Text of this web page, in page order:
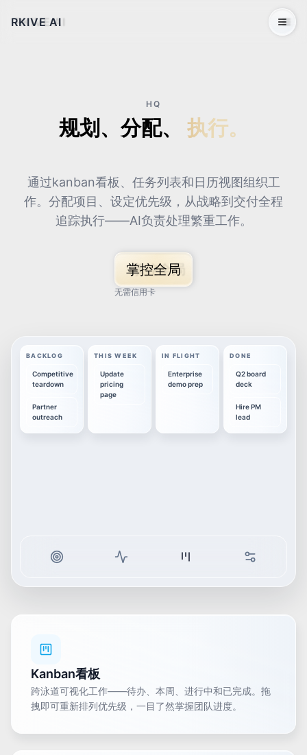
RKIVE AI
HQ
规划、分配、 执行。
通过kanban看板、任务列表和日历视图组织工
作。分配项目、设定优先级，从战略到交付全程
追踪执行——AI负责处理繁重工作。
掌控全局
无需信用卡
BACKLOG
Competitive
teardown
Partner
outreach
THIS WEEK
Update
pricing
page
IN FLIGHT
Enterprise
demo prep
DONE
Q2 board
deck
Hire PM
lead
Kanban看板
跨泳道可视化工作——待办、本周、进行中和已完成。拖
拽即可重新排列优先级，一目了然掌握团队进度。